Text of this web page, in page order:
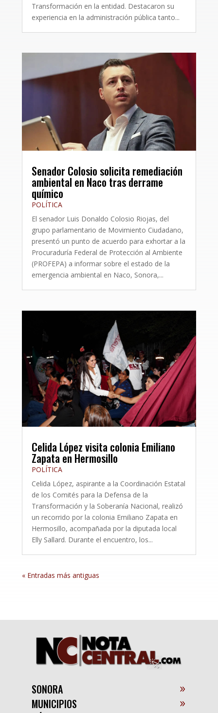
Transformación en la entidad. Destacaron su
experiencia en la administración pública tanto...
Senador Colosio solicita remediación
ambiental en Naco tras derrame
químico
POLÍTICA
El senador Luis Donaldo Colosio Riojas, del
grupo parlamentario de Movimiento Ciudadano,
presentó un punto de acuerdo para exhortar a la
Procuraduría Federal de Protección al Ambiente
(PROFEPA) a informar sobre el estado de la
emergencia ambiental en Naco, Sonora,...
Celida López visita colonia Emiliano
Zapata en Hermosillo
POLÍTICA
Celida López, aspirante a la Coordinación Estatal
de los Comités para la Defensa de la
Transformación y la Soberanía Nacional, realizó
un recorrido por la colonia Emiliano Zapata en
Hermosillo, acompañada por la diputada local
Elly Sallard. Durante el encuentro, los...
« Entradas más antiguas
SONORA
MUNICIPIOS